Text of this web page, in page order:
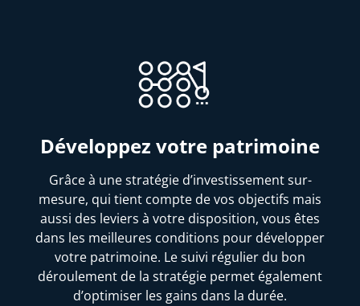
Développez votre patrimoine
Grâce à une stratégie d’investissement sur-
mesure, qui tient compte de vos objectifs mais
aussi des leviers à votre disposition, vous êtes
dans les meilleures conditions pour développer
votre patrimoine. Le suivi régulier du bon
déroulement de la stratégie permet également
d’optimiser les gains dans la durée.